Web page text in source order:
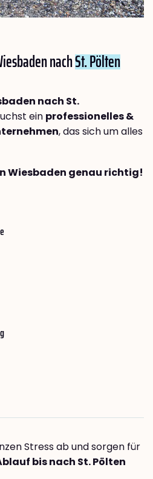
nachSt. Pölten
nach St.
ein professionelles &
, das sich um alles
Wiesbaden genau richtig!
Stress ab und sorgen für
bis nach St. Pölten